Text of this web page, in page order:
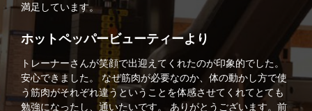
満足しています。
ホットペッパービューティーより
トレーナーさんが笑顔で出迎えてくれたのが印象的でした。
安心できました。 なぜ筋肉が必要なのか、体の動かし方で使
う筋肉がそれぞれ違うということを体感させてくれてとても
勉強になったし、通いたいです。 ありがとうございます。前